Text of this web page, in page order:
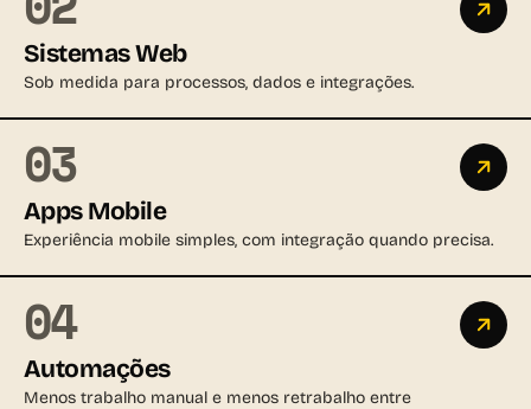
Sistemas Web
Sob medida para processos, dados e integrações.
03
Apps Mobile
Experiência mobile simples, com integração quando precisa.
04
Automações
Menos trabalho manual e menos retrabalho entre